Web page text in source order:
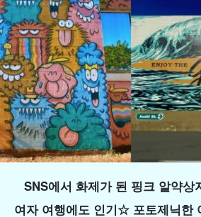
SNS에서 화제가 된 핑크 알약상
여자 여행에도 인기☆ 포토제닉한